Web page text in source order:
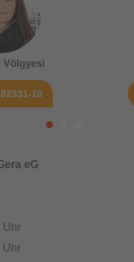
Völgyesi
10
eG
Uhr
Uhr